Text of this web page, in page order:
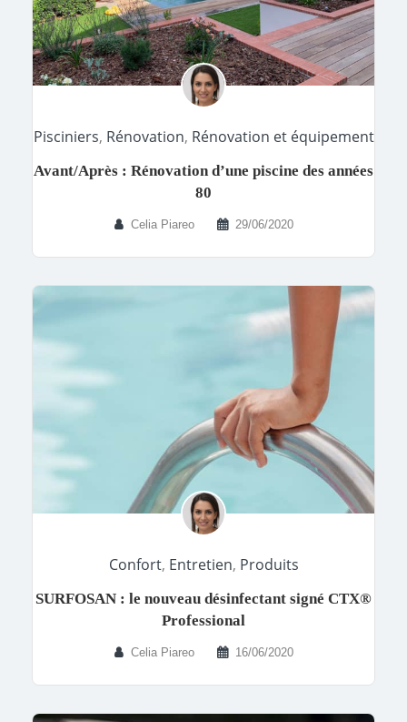
Pisciniers, Rénovation, Rénovation et équipement
Avant/Après : Rénovation d’une piscine des années
80
Celia Piareo 29/06/2020
Confort, Entretien, Produits
SURFOSAN : le nouveau désinfectant signé CTX®
Professional
Celia Piareo 16/06/2020